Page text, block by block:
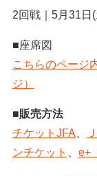
2回戦｜5月31日
■座席図
こちらのページ
ジ）
■販売方法
チケットJFA、
ンチケット
e+